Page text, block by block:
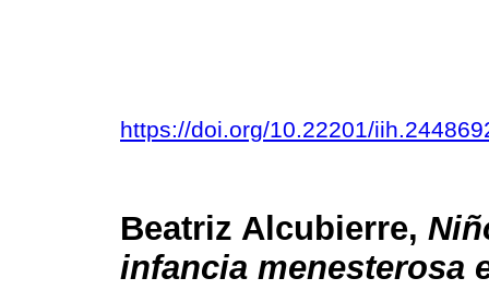
https://doi.org/10.22201/
Beatriz Alcubierre,
infancia menesterosa